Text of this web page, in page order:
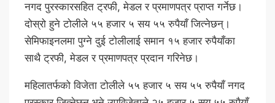
नगद पुरस्कारसहित ट्रफी, मेडल र प्रमाणपत्र प्राप्त गर्नेछ।
दोस्रो हुने टोलीले ५५ हजार ५ सय ५५ रुपैयाँ जित्नेछन्।
सेमिफाइनलमा पुग्ने दुई टोलीलाई समान १५ हजार रुपैयाँका
साथै ट्रफी, मेडल र प्रमाणपत्र प्रदान गरिनेछ।
महिलातर्फको विजेता टोलीले ५५ हजार ५ सय ५५ रुपैयाँ नगद